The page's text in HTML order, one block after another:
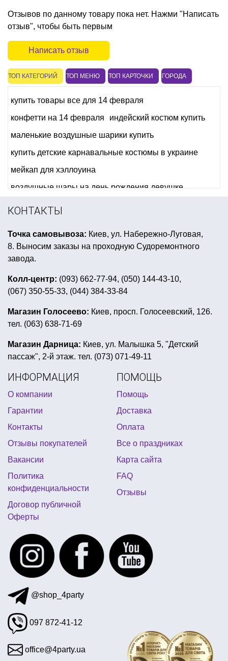
Отзывов по данному товару пока нет. Нажми "Написать
отзыв", чтобы быть первым
Написать отзыв
ТОП КАТЕГОРИЙ ТОП МЕНЮ ТОП КАРТОЧКИ ГОРОДА
купить товары все для 14 февраля
конфетти на 14 февраля
индейский костюм купить
маленькие воздушные шарики купить
купить детские карнавальные костюмы в украине
мейкап для хэллоуина
воздушные шары на день рождения девушке
гирлянды из бумаги на 8 марта
небесные фонарики оптом украина
детский день рождения индейцы
декор стола на свадьбу воздушные букеты
вечеринка в ретро стиле
вечеринка в китайском стиле
день рождение в стиле воздушный шар
купить декор на день рождение мальчика тема
аксессуары для морской вечеринки
новогодние столовые приборы шары пиратские
конкурсы для пиратской вечеринки
новогодние шляпы купить
воздушные шары хром купить киев
детские маски для карнавала
купить взрослый карнавальный костюм
подвески на елку купить
тематический день рождения смешарики
колпак ведьмочки
детские новогодние костюмы для девочки
КОНТАКТЫ
Точка самовывоза: Киев, ул. Набережно-Луговая,
8. Выносим заказы на проходную Судоремонтного
завода.
Колл-центр: (093) 662-77-94, (050) 144-43-10,
(067) 350-55-33, (044) 384-33-84
Магазин Голосеево: Киев, просп. Голосеевский, 126.
тел. (063) 638-71-69
Магазин Дарница: Киев, ул. Малышка 5, "Детский
пассаж", 2-й этаж. тел. (073) 071-49-11
ИНФОРМАЦИЯ
О компании
Гарантии
Контакты
Отзывы покупателей
Вакансии
Политика
конфиденциальности
Договор публичной
Оферты
ПОМОЩЬ
Помощь
Доставка
Оплата
Все о праздниках
Карта сайта
FAQ
Отзывы
@shop_4party
097 872-41-12
office@4party.ua